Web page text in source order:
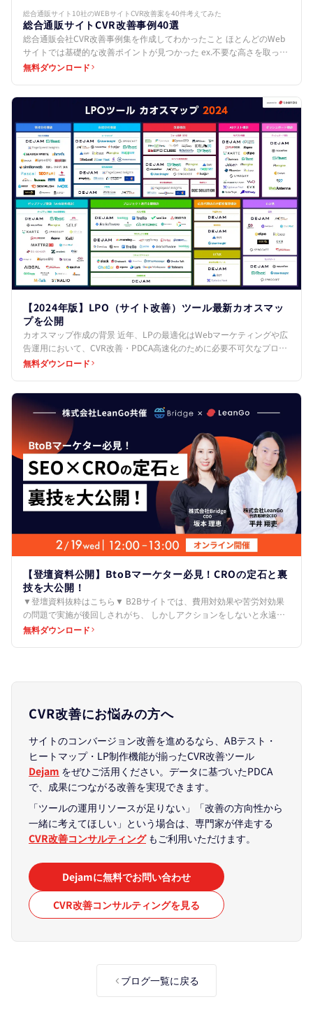
総合通販サイト10社のWEBサイトCVR改善案を40件考えてみた
総合通販サイトCVR改善事例40選
総合通販会社CVR改善事例集を作成してわかったこと ほとんどのWeb
サイトでは基礎的な改善ポイントが見つかった ex.不要な高さを取って
いる、CTAボタンを設置していないなど 共通…
無料ダウンロード
【2024年版】LPO（サイト改善）ツール最新カオスマッ
プを公開
カオスマップ作成の背景 近年、LPの最適化はWebマーケティングや広
告運用において、CVR改善・PDCA高速化のために必要不可欠なプロセ
スとなっています。 しかし、その最適化プロセ…
無料ダウンロード
【登壇資料公開】BtoBマーケター必見！CROの定石と裏
技を大公開！
▼登壇資料抜粋はこちら▼ B2Bサイトでは、費用対効果や苦労対効果
の問題で実施が後回しされがち、 しかしアクションをしないと永遠に
機会損失をします。 ↓ 定石パート 1.簡単でもい…
無料ダウンロード
CVR改善にお悩みの方へ
サイトのコンバージョン改善を進めるなら、ABテスト・
ヒートマップ・LP制作機能が揃ったCVR改善ツール
Dejam をぜひご活用ください。データに基づいたPDCA
で、成果につながる改善を実現できます。
「ツールの運用リソースが足りない」「改善の方向性から
一緒に考えてほしい」という場合は、専門家が伴走する
CVR改善コンサルティングもご利用いただけます。
Dejamに無料でお問い合わせ
CVR改善コンサルティングを見る
ブログ一覧に戻る